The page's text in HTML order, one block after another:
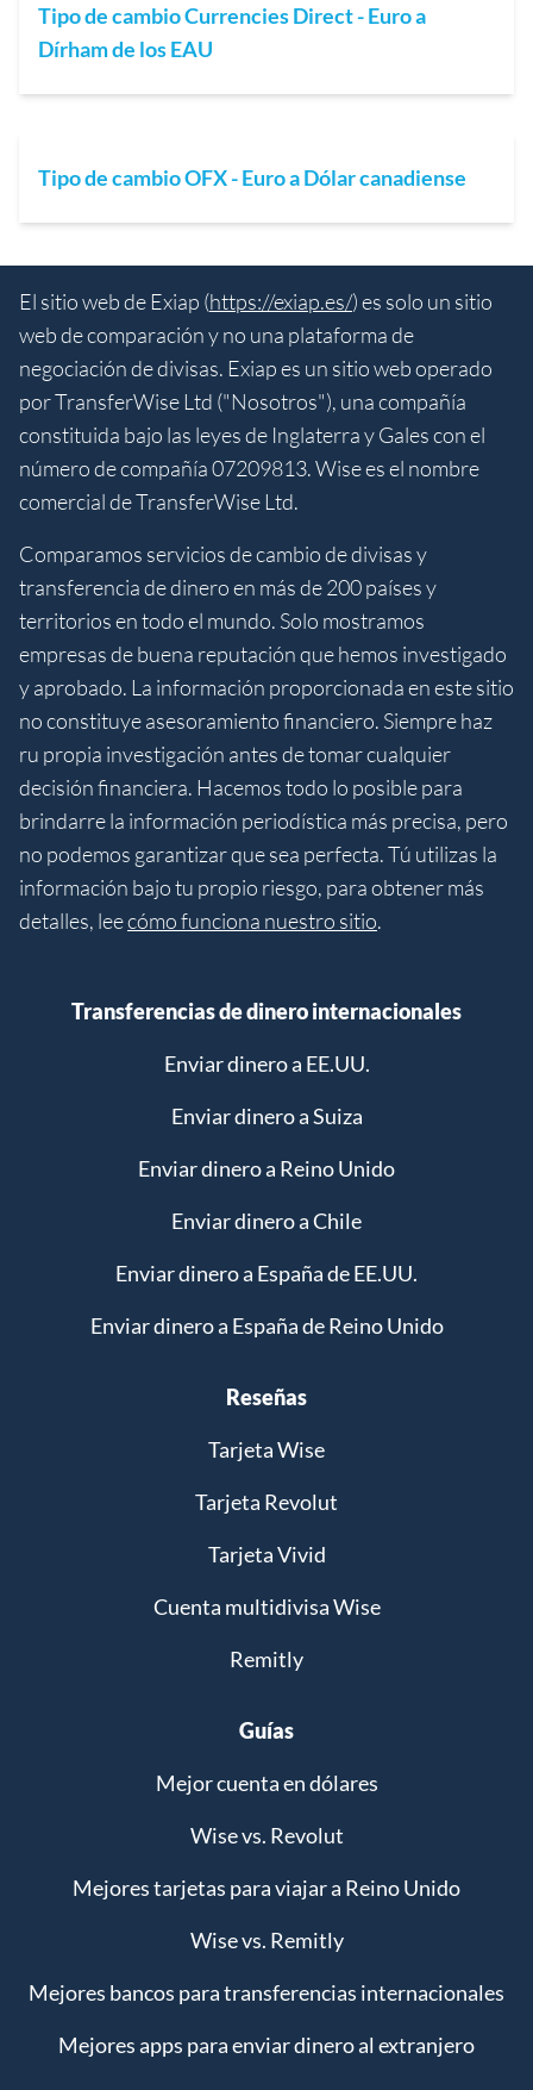
Tipo de cambio Currencies Direct - Euro a
Dírham de los EAU
Tipo de cambio OFX - Euro a Dólar canadiense
El sitio web de Exiap (https://exiap.es/) es solo un sitio
web de comparación y no una plataforma de
negociación de divisas. Exiap es un sitio web operado
por TransferWise Ltd ("Nosotros"), una compañía
constituida bajo las leyes de Inglaterra y Gales con el
número de compañía 07209813. Wise es el nombre
comercial de TransferWise Ltd.
Comparamos servicios de cambio de divisas y
transferencia de dinero en más de 200 países y
territorios en todo el mundo. Solo mostramos
empresas de buena reputación que hemos investigado
y aprobado. La información proporcionada en este sitio
no constituye asesoramiento financiero. Siempre haz
ru propia investigación antes de tomar cualquier
decisión financiera. Hacemos todo lo posible para
brindarre la información periodística más precisa, pero
no podemos garantizar que sea perfecta. Tú utilizas la
información bajo tu propio riesgo, para obtener más
detalles, leecómo funciona nuestro sitio.
Transferencias de dinero internacionales
Enviar dinero a EE.UU.
Enviar dinero a Suiza
Enviar dinero a Reino Unido
Enviar dinero a Chile
Enviar dinero a España de EE.UU.
Enviar dinero a España de Reino Unido
Reseñas
Tarjeta Wise
Tarjeta Revolut
Tarjeta Vivid
Cuenta multidivisa Wise
Remitly
Guías
Mejor cuenta en dólares
Wise vs. Revolut
Mejores tarjetas para viajar a Reino Unido
Wise vs. Remitly
Mejores bancos para transferencias internacionales
Mejores apps para enviar dinero al extranjero